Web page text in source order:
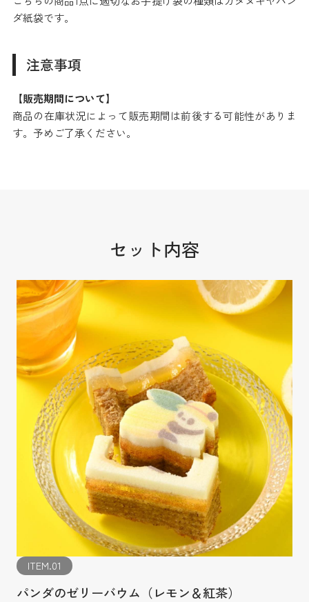
ダ紙袋です。
注意事項
【販売期間について】
商品の在庫状況によって販売期間は前後する可能性がありま
す。予めご了承ください。
セット内容
ITEM.01
パンダのゼリーバウム（レモン＆紅茶）